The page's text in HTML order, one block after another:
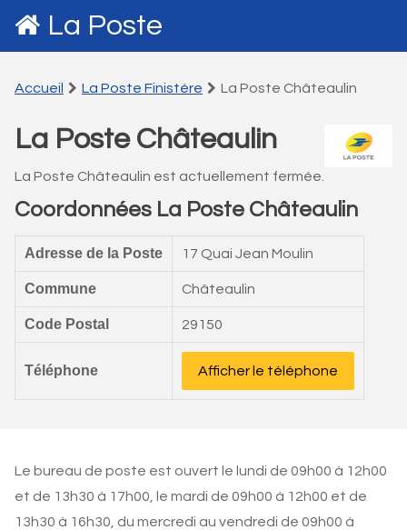
La Poste
Accueil La Poste Finistére La Poste Châteaulin
La Poste Châteaulin
La Poste Châteaulin est actuellement fermée.
Coordonnées La Poste Châteaulin
Adresse de la Poste 17 Quai Jean Moulin
Commune Châteaulin
Code Postal 29150
Téléphone Afficher le téléphone
Le bureau de poste est ouvert le lundi de 09h00 à 12h00
et de 13h30 à 17h00, le mardi de 09h00 à 12h00 et de
13h30 à 16h30, du mercredi au vendredi de 09h00 à